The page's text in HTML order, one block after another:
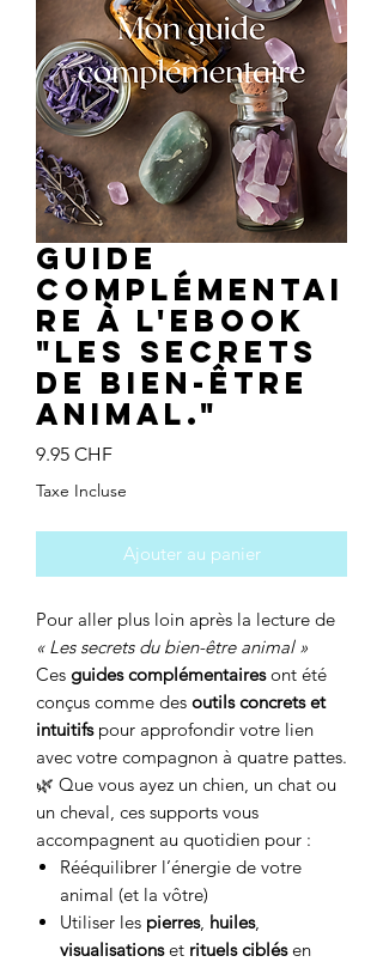
Guide
complémentai
re à l'Ebook
"Les Secrets
de bien-être
animal."
9.95 CHFPrix
Taxe Incluse
Ajouter au panier
Pour aller plus loin après la lecture de
« Les secrets du bien-être animal »
Ces guides complémentairesont été
conçus comme des outils concrets et
intuitifspour approfondir votre lien
avec votre compagnon à quatre pattes.
🌿 Que vous ayez un chien, un chat ou
un cheval, ces supports vous
accompagnent au quotidien pour :
Rééquilibrer l’énergie de votre
animal (et la vôtre)
Utiliser les pierres, huiles,
visualisationset rituels ciblésen